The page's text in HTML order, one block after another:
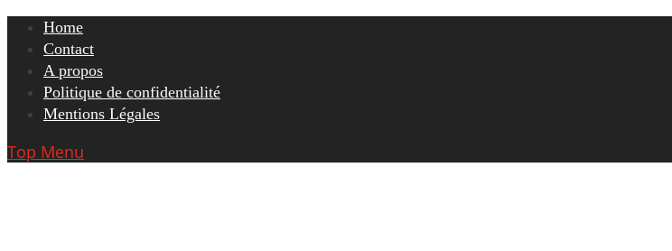
Skip
content
Home
Contact
A propos
Politique de confidentialité
Mentions Légales
Top Menu